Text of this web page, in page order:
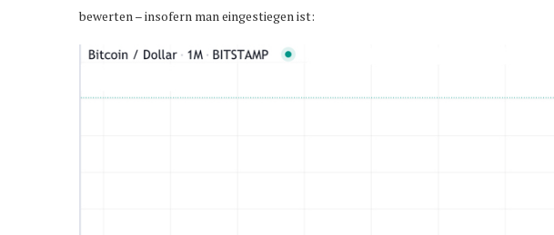
bewerten – insofern man eingestiegen ist: